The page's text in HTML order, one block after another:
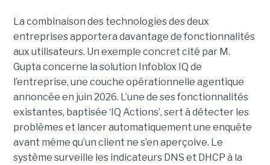
La combinaison des technologies des deux
entreprises apportera davantage de fonctionnalités
aux utilisateurs. Un exemple concret cité par M.
Gupta concerne la solution Infoblox IQ de
l’entreprise, une couche opérationnelle agentique
annoncée en juin 2026. L’une de ses fonctionnalités
existantes, baptisée ‘IQ Actions’, sert à détecter les
problèmes et lancer automatiquement une enquête
avant même qu’un client ne s’en aperçoive. Le
système surveille les indicateurs DNS et DHCP à la